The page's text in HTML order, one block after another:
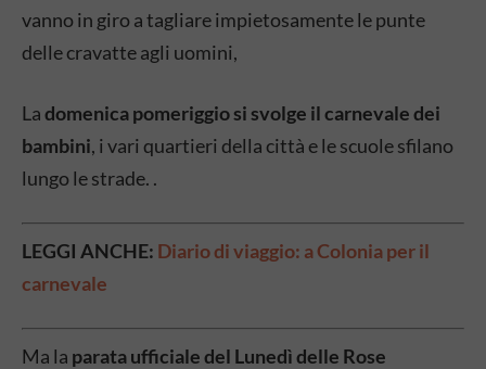
vanno in giro a tagliare impietosamente le punte
delle cravatte agli uomini,
Ladomenica pomeriggio si svolge il carnevale dei
bambini, i vari quartieri della città e le scuole sfilano
lungo le strade. .
LEGGI ANCHE: Diario di viaggio: a Colonia per il
carnevale
Ma la parata ufficiale del Lunedì delle Rose